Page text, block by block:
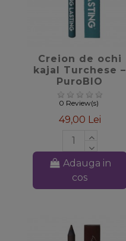
favorite_border
Creion de ochi
kajal Turchese –
PuroBIO
0 Review(s)
49,00 Lei
Adauga in
cos